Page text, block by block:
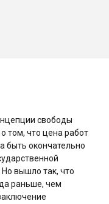
свободы
том, что цена работ
быть окончательно
вышло так, что
раньше, чем